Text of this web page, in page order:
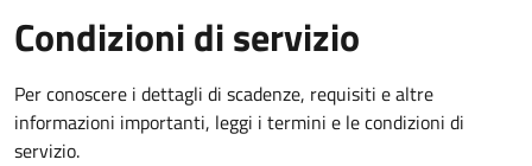
Condizioni di servizio
Per conoscere i dettagli di scadenze, requisiti e altre
informazioni importanti, leggi i termini e le condizioni di
servizio.